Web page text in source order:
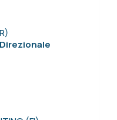
Direzionale